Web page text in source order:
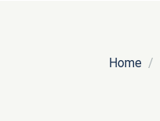
Home